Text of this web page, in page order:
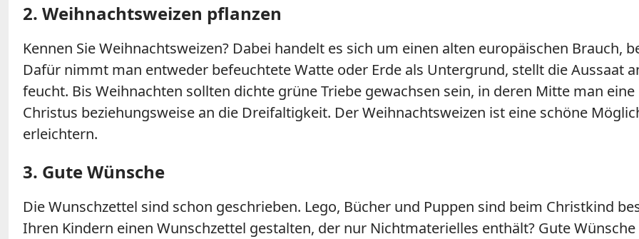
2. Weihnachtsweizen pflanzen
Kennen Sie Weihnachtsweizen? Dabei handelt es sich um einen alten europäischen Brauch,
Dafür nimmt man entweder befeuchtete Watte oder Erde als Untergrund, stellt die Aussaat
feucht. Bis Weihnachten sollten dichte grüne Triebe gewachsen sein, in deren Mitte man
Christus beziehungsweise an die Dreifaltigkeit. Der Weihnachtsweizen ist eine schöne
erleichtern.
3. Gute Wünsche
Die Wunschzettel sind schon geschrieben. Lego, Bücher und Puppen sind beim Christkind
Ihren Kindern einen Wunschzettel gestalten, der nur Nichtmaterielles enthält? Gute